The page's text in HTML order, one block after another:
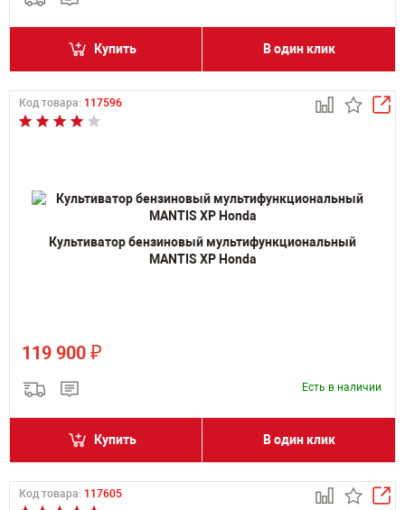
Купить В один клик
Код товара: 117596
Культиватор бензиновый мультифункциональный
MANTIS XP Honda
119 900 ₽
Есть в наличии
Купить В один клик
Код товара: 117605